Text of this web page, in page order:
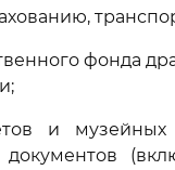
фонда
и
документов